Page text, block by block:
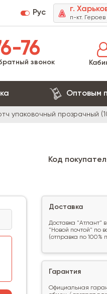
Рус г.
п-кт. Героев
76
звонок
Оптовым
упаковочный прозрачный
Код
Доставка
Доставка "Атлант"
"Новой почтой" по
(отправка по 100%
Гарантия
Официальная